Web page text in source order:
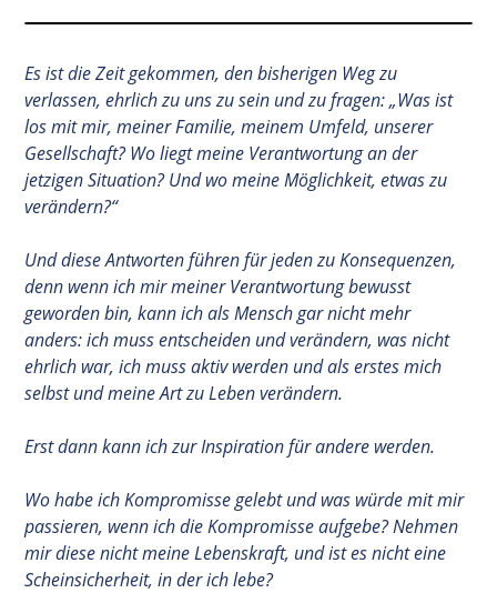
Es ist die Zeit gekommen, den bisherigen Weg zu
verlassen, ehrlich zu uns zu sein und zu fragen: „Was ist
los mit mir, meiner Familie, meinem Umfeld, unserer
Gesellschaft? Wo liegt meine Verantwortung an der
jetzigen Situation? Und wo meine Möglichkeit, etwas zu
verändern?“
Und diese Antworten führen für jeden zu Konsequenzen,
denn wenn ich mir meiner Verantwortung bewusst
geworden bin, kann ich als Mensch gar nicht mehr
anders: ich muss entscheiden und verändern, was nicht
ehrlich war, ich muss aktiv werden und als erstes mich
selbst und meine Art zu Leben verändern.
Erst dann kann ich zur Inspiration für andere werden.
Wo habe ich Kompromisse gelebt und was würde mit mir
passieren, wenn ich die Kompromisse aufgebe? Nehmen
mir diese nicht meine Lebenskraft, und ist es nicht eine
Scheinsicherheit, in der ich lebe?